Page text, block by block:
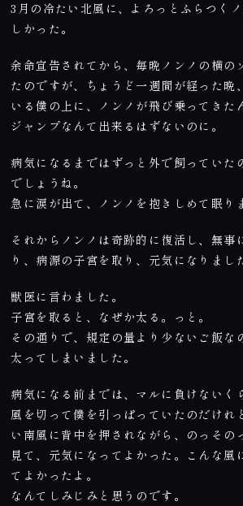
3 月の冷たい北風に、よろっとふらつく
しかった。
余命宣告されてから、毎晩ノンノの横の
たのですが、ちょうど一週間が経った晩
いる僕の上に、ノンノが飛び乗ってきた
ジャンプなんて出来るはずないのに。
病気になるまではずっと外で飼っていた
でしょうね。
急に涙が出て、ノンノを抱きしめて眠り
それからノンノは奇跡的に復活し、無事
り、病源の子宮を取り、元気になりまし
獣医に言わました。
子宮を取ると、なぜか太る。っと。
その通りで、規定の量より少ないご飯な
太ってしまいました。
病気になる前までは、マルに負けないく
風を切って僕を引っぱっていたのだけれ
い南風に背中を押されながら、のっその
見て、元気になってよかった。こんな風
てよかったよ。
なんてしみじみと思うのです。